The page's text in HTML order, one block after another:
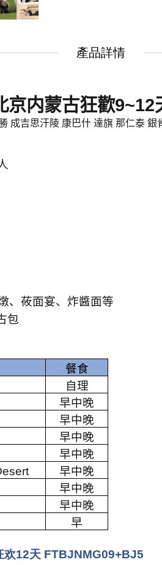
產品詳情
京内蒙古狂歡9~12
成吉思汗陵 康巴什 達旗 那仁泰
、莜面宴、炸醬面等
包
餐食
自理
早中晚
早中晚
早中晚
早中晚
早中晚
早中晚
早中晚
早
欢12天 FTBJNMG09+BJ5